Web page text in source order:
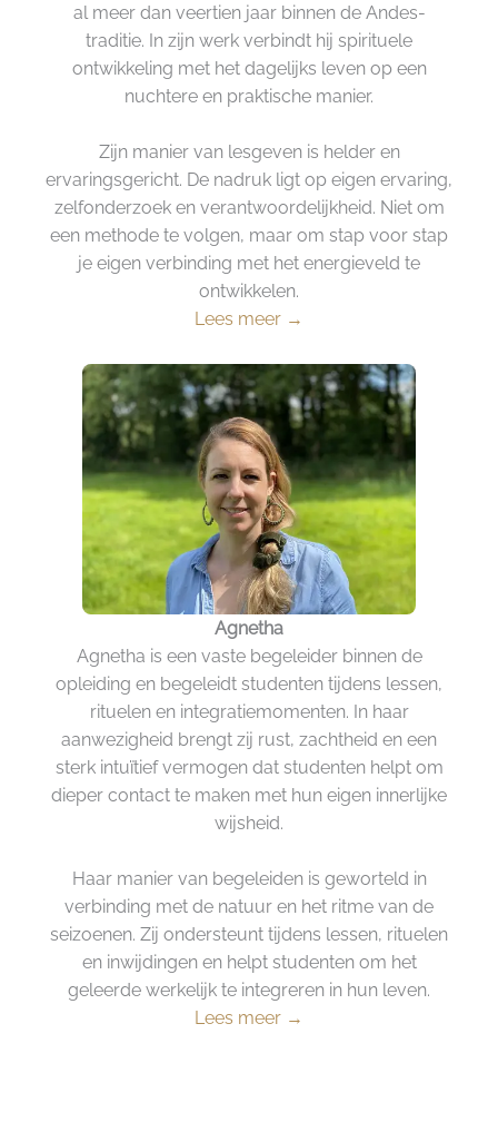
al meer dan veertien jaar binnen de Andes-
traditie. In zijn werk verbindt hij spirituele
ontwikkeling met het dagelijks leven op een
nuchtere en praktische manier.
Zijn manier van lesgeven is helder en
ervaringsgericht. De nadruk ligt op eigen ervaring,
zelfonderzoek en verantwoordelijkheid. Niet om
een methode te volgen, maar om stap voor stap
je eigen verbinding met het energieveld te
ontwikkelen.
Lees meer →
Agnetha
Agnetha is een vaste begeleider binnen de
opleiding en begeleidt studenten tijdens lessen,
rituelen en integratiemomenten. In haar
aanwezigheid brengt zij rust, zachtheid en een
sterk intuïtief vermogen dat studenten helpt om
dieper contact te maken met hun eigen innerlijke
wijsheid.
Haar manier van begeleiden is geworteld in
verbinding met de natuur en het ritme van de
seizoenen. Zij ondersteunt tijdens lessen, rituelen
en inwijdingen en helpt studenten om het
geleerde werkelijk te integreren in hun leven.
Lees meer →